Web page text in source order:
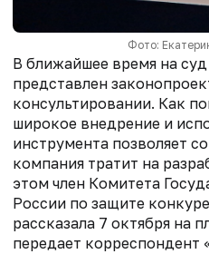
Фото:
В ближайшее время на
представлен
консультировании. Как
широкое внедрение и
инструмента позволяет
компания тратит на
этом член Комитета
России по защите
рассказала 7 октября на
передает корреспондент